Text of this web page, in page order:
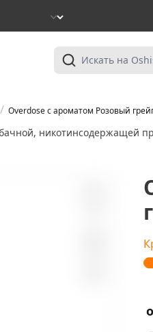
/ Overdose с ароматом Розовый
никотинсодержащей